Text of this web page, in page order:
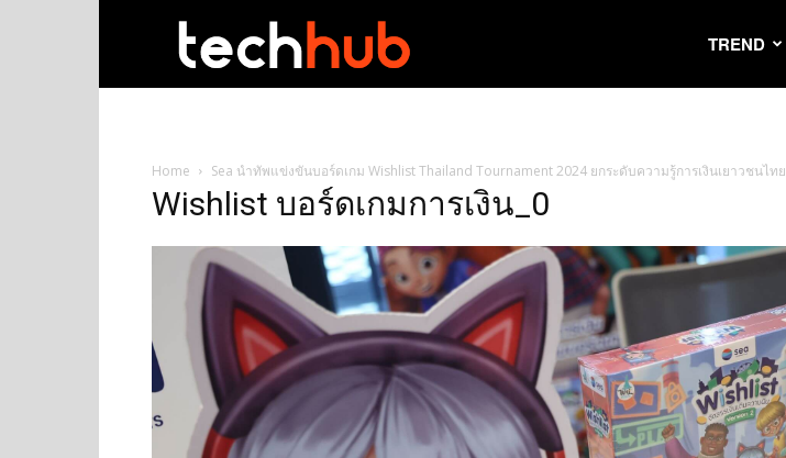
TREND
Home Sea นำทัพแข่งขันบอร์ดเกม Wishlist Thailand Tournament 2024 ยกระดับความรู้การเงินเยาวชนไทย
Wishlist บอร์ดเกมการเงิน_0